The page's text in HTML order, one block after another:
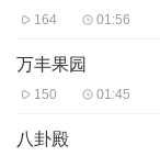
164 01:56
万丰果园
150 01:45
八卦殿